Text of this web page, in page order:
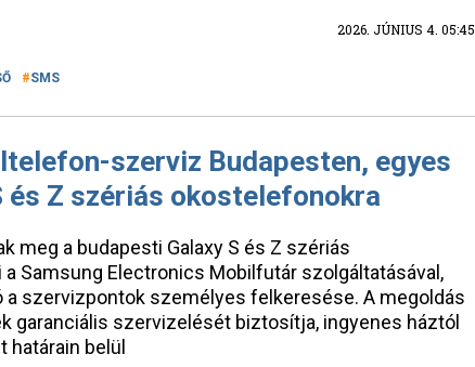
2026. JÚNIUS 4. 05:45
SMS
szerviz Budapesten, egyes
és Z szériás okostelefonokra
meg a budapesti Galaxy S és Z szériás
Samsung Electronics Mobilfutár szolgáltatásával,
a szervizpontok személyes felkeresése. A megoldás
garanciális szervizelését biztosítja, ingyenes háztól
határain belül